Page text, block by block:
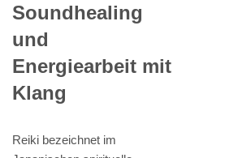
Soundhealing
und
Energiearbeit mit
Klang
Reiki bezeichnet im